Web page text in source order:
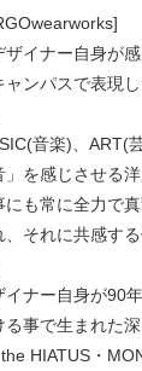
ザイナー自身が
ャンパスで表現
音楽)、ART(
」を感じさせる
にも常に全力で
、それに共感す
イナー自身が90
る事で生まれた
HIATUS・